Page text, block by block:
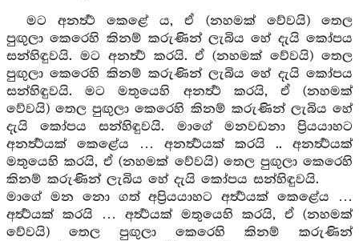
මට අනර්‍ත්‍ථ කෙළේ ය, ඒ (නහමක් වේවයි) තෙල
පුඟුලා කෙරෙහි කිනම් කරුණින් ලැබිය හේ දැයි කෝපය
සන්හිඳුවයි. මට අනර්‍ත්‍ථ කරයි. ඒ (නහමක් වේවයි) තෙල
පුඟුලා කෙරෙහි කිනම් කරුණින් ලැබිය හේ දැයි කෝපය
සන්හිඳුවයි. මට මතුයෙහි අනර්‍ත්‍ථ කරයි, ඒ (නහමක්
වේවයි) තෙල පුඟුලා කෙරෙහි කිනම් කරුණින් ලැබිය හේ
දැයි කෝපය සන්හිඳුවයි. මාගේ මනවඩනා ප්‍රියයාහට
අනර්‍ත්‍ථයක් කෙළේය … අනර්‍ත්‍ථයක් කරයි .. අනර්‍ත්‍ථයක්
මතුයෙහි කරයි, ඒ (නහමක් වේවයි) තෙල පුඟුලා කෙරෙහි
කිනම් කරුණින් ලැබිය හේ දැයි කෝපය සන්හිඳුවයි.
මාගේ මන නො ගත් අප්‍රියයාහට අර්‍ත්‍ථයක් කෙළේය …
අර්‍ත්‍ථයක් කරයි … අර්‍ත්‍ථයක් මතුයෙහි කරයි, ඒ (නහමක්
වේවයි) තෙල පුඟුලා කෙරෙහි කිනම් කරුණින්